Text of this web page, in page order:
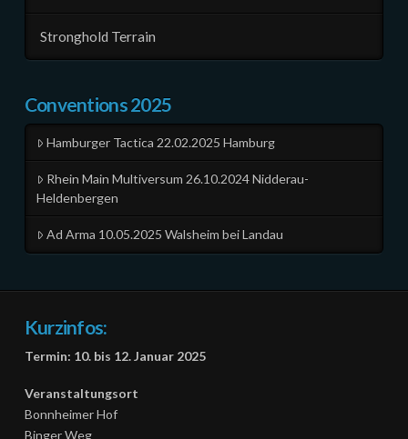
Stronghold Terrain
Conventions 2025
Hamburger Tactica 22.02.2025 Hamburg
Rhein Main Multiversum 26.10.2024 Nidderau-
Heldenbergen
Ad Arma 10.05.2025 Walsheim bei Landau
Kurzinfos:
Termin: 10. bis 12. Januar 2025
Veranstaltungsort
Bonnheimer Hof
Binger Weg